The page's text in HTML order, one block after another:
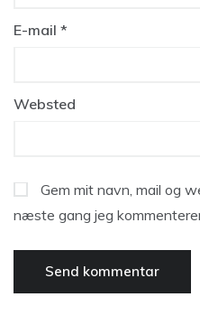
E-mail *
Websted
Gem mit navn, mail og
næste gang jeg